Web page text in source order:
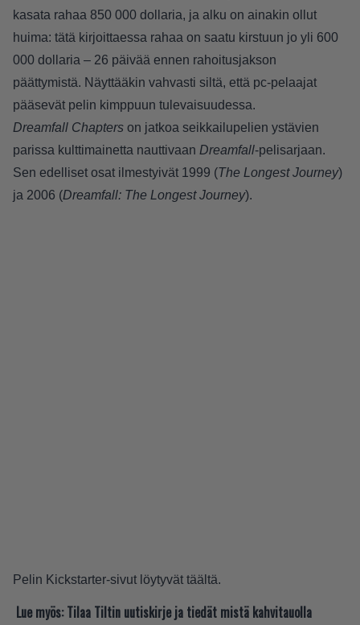
kasata rahaa 850 000 dollaria, ja alku on ainakin ollut
huima: tätä kirjoittaessa rahaa on saatu kirstuun jo yli 600
000 dollaria – 26 päivää ennen rahoitusjakson
päättymistä. Näyttääkin vahvasti siltä, että pc-pelaajat
pääsevät pelin kimppuun tulevaisuudessa.
Dreamfall Chapters on jatkoa seikkailupelien ystävien
parissa kulttimainetta nauttivaan Dreamfall-pelisarjaan.
Sen edelliset osat ilmestyivät 1999 (The Longest Journey)
ja 2006 (Dreamfall: The Longest Journey).
Pelin Kickstarter-sivut löytyvät täältä.
Lue myös: Tilaa Tiltin uutiskirje ja tiedät mistä kahvitauolla